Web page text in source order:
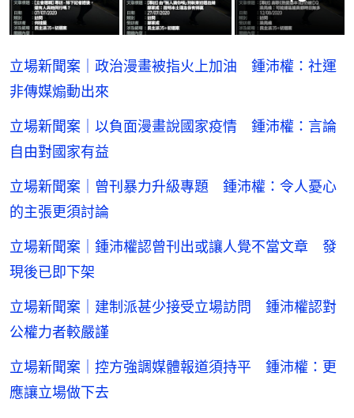
立場新聞案｜政治漫畫被指火上加油 鍾沛權：社運
非傳媒煽動出來
立場新聞案｜以負面漫畫說國家疫情 鍾沛權：言論
自由對國家有益
立場新聞案｜曾刊暴力升級專題 鍾沛權：令人憂心
的主張更須討論
立場新聞案｜鍾沛權認曾刊出或讓人覺不當文章 發
現後已即下架
立場新聞案｜建制派甚少接受立場訪問 鍾沛權認對
公權力者較嚴謹
立場新聞案｜控方強調媒體報道須持平 鍾沛權：更
應讓立場做下去